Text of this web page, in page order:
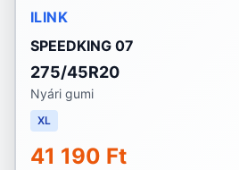
ILINK
SPEEDKING 07
275/45R20
Nyári gumi
XL
41 190 Ft